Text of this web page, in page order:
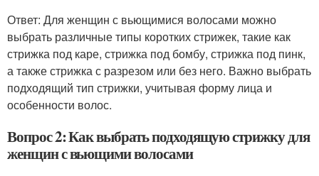
Ответ: Для женщин с вьющимися волосами можно
выбрать различные типы коротких стрижек, такие как
стрижка под каре, стрижка под бомбу, стрижка под пинк,
а также стрижка с разрезом или без него. Важно выбрать
подходящий тип стрижки, учитывая форму лица и
особенности волос.
Вопрос 2: Как выбрать подходящую стрижку для
женщин с вьющими волосами